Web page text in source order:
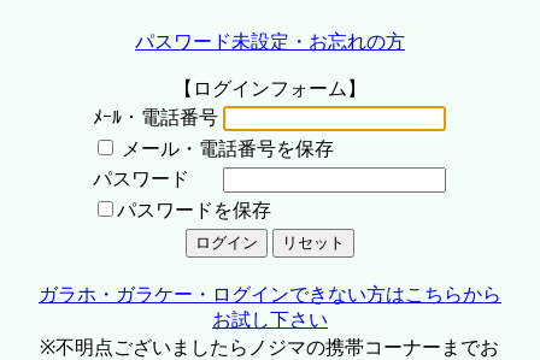
パスワード未設定・お忘れの方
【ログインフォーム】
ﾒｰﾙ・電話番号
メール・電話番号を保存
パスワード
パスワードを保存
ガラホ・ガラケー・ログインできない方はこちらから
お試し下さい
※不明点ございましたらノジマの携帯コーナーまでお